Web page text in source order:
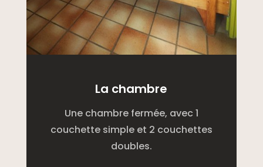
La chambre
Une chambre fermée, avec 1
couchette simple et 2 couchettes
doubles.